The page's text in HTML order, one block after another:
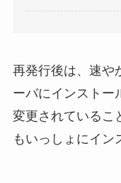
再発行後は、速や
ーバにインストー
変更されているこ
もいっしょにイン